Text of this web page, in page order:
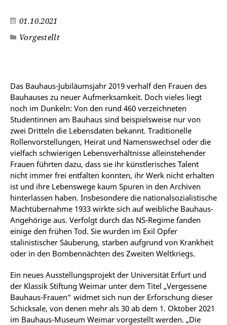
01.10.2021
Vorgestellt
Das Bauhaus-Jubiläumsjahr 2019 verhalf den Frauen des
Bauhauses zu neuer Aufmerksamkeit. Doch vieles liegt
noch im Dunkeln: Von den rund 460 verzeichneten
Studentinnen am Bauhaus sind beispielsweise nur von
zwei Dritteln die Lebensdaten bekannt. Traditionelle
Rollenvorstellungen, Heirat und Namenswechsel oder die
vielfach schwierigen Lebensverhältnisse alleinstehender
Frauen führten dazu, dass sie ihr künstlerisches Talent
nicht immer frei entfalten konnten, ihr Werk nicht erhalten
ist und ihre Lebenswege kaum Spuren in den Archiven
hinterlassen haben. Insbesondere die nationalsozialistische
Machtübernahme 1933 wirkte sich auf weibliche Bauhaus-
Angehörige aus. Verfolgt durch das NS-Regime fanden
einige den frühen Tod. Sie wurden im Exil Opfer
stalinistischer Säuberung, starben aufgrund von Krankheit
oder in den Bombennächten des Zweiten Weltkriegs.
Ein neues Ausstellungsprojekt der Universität Erfurt und
der Klassik Stiftung Weimar unter dem Titel „Vergessene
Bauhaus-Frauen“ widmet sich nun der Erforschung dieser
Schicksale, von denen mehr als 30 ab dem 1. Oktober 2021
im Bauhaus-Museum Weimar vorgestellt werden. „Die